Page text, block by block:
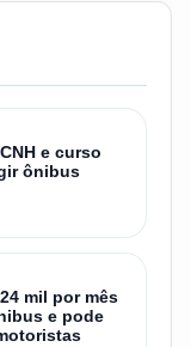
e curso
ônibus
mil por mês
e pode